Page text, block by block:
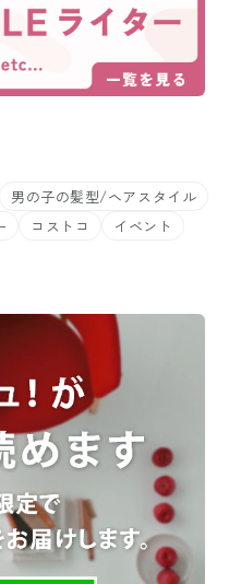
男の子の髪型/ヘアスタイル
コストコ
イベント